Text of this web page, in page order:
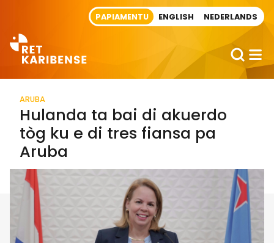
PAPIAMENTU ENGLISH NEDERLANDS
ARUBA
Hulanda ta bai di akuerdo
tòg ku e di tres fiansa pa
Aruba